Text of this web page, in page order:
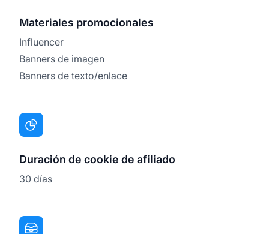
Materiales promocionales
Influencer
Banners de imagen
Banners de texto/enlace
Duración de cookie de afiliado
30 días